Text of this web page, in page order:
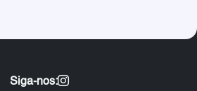
Siga-nos: